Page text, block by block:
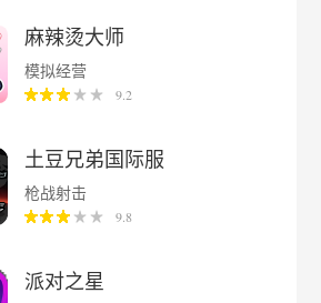
麻辣烫大师
模拟经营
9.2
土豆兄弟国际服
枪战射击
9.8
派对之星